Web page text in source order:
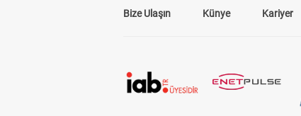
Bize Ulaşın Künye Kariyer